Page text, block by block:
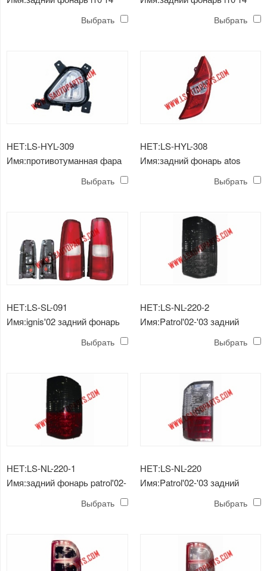
Выбрать Выбрать
НЕТ:LS-HYL-309
Имя:противотуманная фара
Выбрать
НЕТ:LS-HYL-308
Имя:задний фонарь atos
Выбрать
НЕТ:LS-SL-091
Имя:ignis'02 задний фонарь
Выбрать
НЕТ:LS-NL-220-2
Имя:Patrol'02-'03 задний
Выбрать
НЕТ:LS-NL-220-1
Имя:задний фонарь patrol'02-
Выбрать
НЕТ:LS-NL-220
Имя:Patrol'02-'03 задний
Выбрать